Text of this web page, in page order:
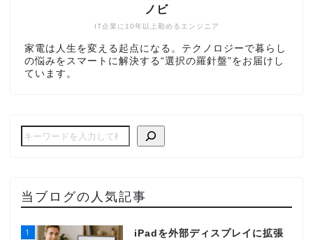
IT企業に10年以上勤めるエンジニア
ノビ
家電は人生を変える起点になる。テクノロジーで暮らし
の悩みをスマートに解決する“選択の羅針盤”をお届けし
ています。
当ブログの人気記事
1
iPadを外部ディスプレイに拡張